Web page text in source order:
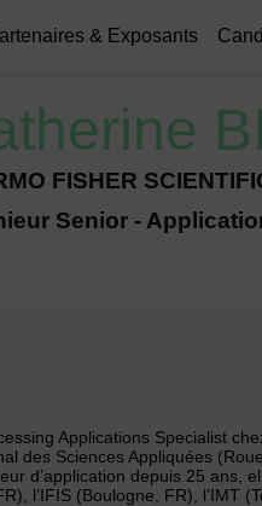
& Exposants
FISHER
Senior -
Applications Specialist
des Sciences Appliquées
d’application depuis 25 ans,
l’IFIS (Boulogne, FR), l’IMT